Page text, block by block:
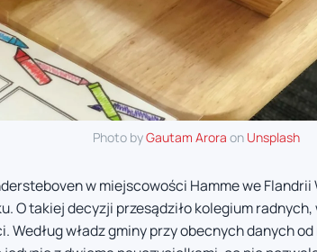
Photo byGautam Arora on Unsplash
w miejscowości Hamme we
O takiej decyzji przesądziło kolegium
Według władz gminy przy obecnych danych